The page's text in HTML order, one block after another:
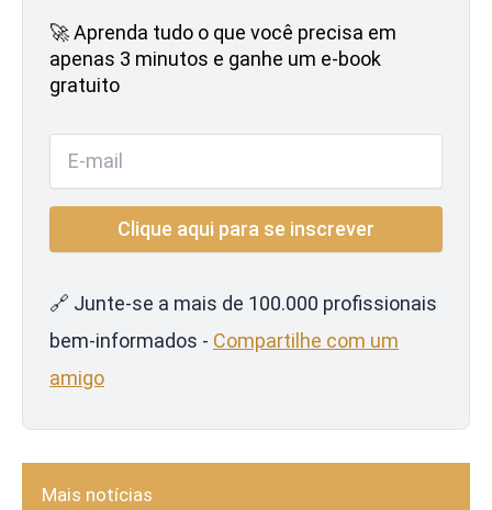
🚀 Aprenda tudo o que você precisa em
apenas 3 minutos e ganhe um e-book
gratuito
🔗 Junte-se a mais de 100.000 profissionais
bem-informados - Compartilhe com um
amigo
Mais notícias